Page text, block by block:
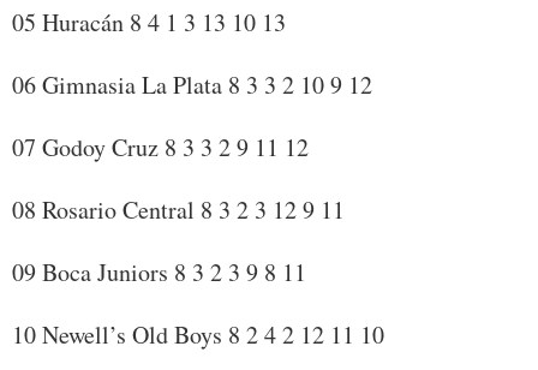
05 Huracán 8 4 1 3 13 10 13
06 Gimnasia La Plata 8 3 3 2 10 9 12
07 Godoy Cruz 8 3 3 2 9 11 12
08 Rosario Central 8 3 2 3 12 9 11
09 Boca Juniors 8 3 2 3 9 8 11
10 Newell’s Old Boys 8 2 4 2 12 11 10